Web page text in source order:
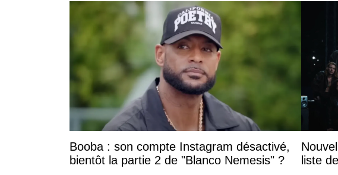
Booba : son compte Instagram désactivé,
bientôt la partie 2 de "Blanco Nemesis" ?
liste